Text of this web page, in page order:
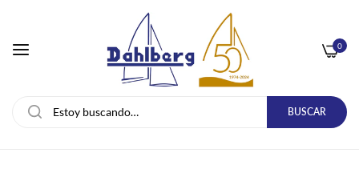
BUSCAR
0